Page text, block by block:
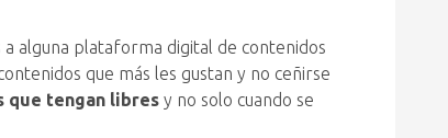
a alguna plataforma digital de contenidos
que más les gustan y no ceñirse
que tengan libres y no solo cuando se